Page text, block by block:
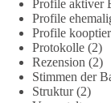
Die Landtagswahl
September statt.
geteilt und diskutiert
Folge unseren
Profile aktiver
Profile
Profile
Protokolle (2)
Rezension (2)
Stimmen der
Struktur(2)